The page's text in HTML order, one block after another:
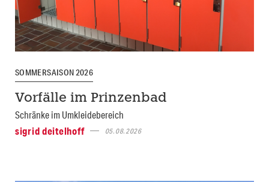
SOMMERSAISON 2026
Vorfälle im Prinzenbad
Schränke im Umkleidebereich
sigrid deitelhoff
05.08.2026